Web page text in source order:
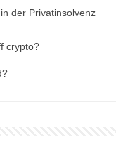
der Privatinsolvenz
crypto?